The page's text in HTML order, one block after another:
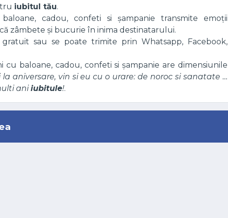
iubitul tău.
cadou, confeti si șampanie transmite emoții
zâmbete și bucurie în inima destinatarului.
gratuit sau se poate trimite prin Whatsapp, Facebook,
cu baloane, cadou, confeti si șampanie are dimensiunile
la aniversare, vin si eu cu o urare: de noroc si sanatate …
aniiubitule!.